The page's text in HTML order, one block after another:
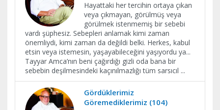
Hayattaki her tercihin ortaya çıkan
veya çıkmayan, görülmüş veya
görülmek istenmemiş bir sebebi
vardı şüphesiz. Sebepleri anlamak kimi zaman
önemliydi, kimi zaman da değildi belki. Herkes, kabul
etsin veya istemesin, yaşayabileceğini yaşıyordu ya...
Tayyar Amca’nın beni çağırdığı gizli oda bana bir
sebebin deşilmesindeki kaçınılmazlığı tüm sarsıcıl ...
Gördüklerimiz
Göremediklerimiz (104)